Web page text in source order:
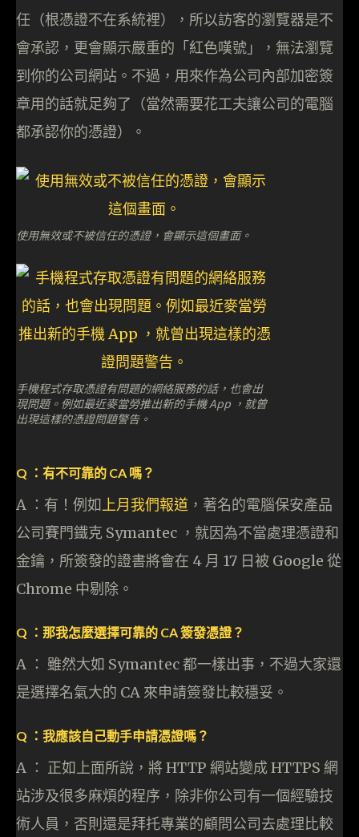
任（根憑證不在系統裡），所以訪客的瀏覽器是不
會承認，更會顯示嚴重的「紅色嘆號」，無法瀏覽
到你的公司網站。不過，用來作為公司內部加密簽
章用的話就足夠了（當然需要花工夫讓公司的電腦
都承認你的憑證）。
使用無效或不被信任的憑證，會顯示這個畫面。
手機程式存取憑證有問題的網絡服務的話，也會出
現問題。例如最近麥當勞推出新的手機 App ，就曾
出現這樣的憑證問題警告。
Q ：有不可靠的 CA 嗎？
A ：有！例如上月我們報道 ，著名的電腦保安產品
公司賽門鐵克 Symantec ，就因為不當處理憑證和
金鑰，所簽發的證書將會在 4 月 17 日被 Google 從
Chrome 中剔除。
Q ：那我怎麼選擇可靠的 CA 簽發憑證？
A ： 雖然大如 Symantec 都一樣出事，不過大家還
是選擇名氣大的 CA 來申請簽發比較穩妥。
Q ：我應該自己動手申請憑證嗎？
A ： 正如上面所說，將 HTTP 網站變成 HTTPS 網
站涉及很多麻煩的程序，除非你公司有一個經驗技
術人員，否則還是拜托專業的顧問公司去處理比較